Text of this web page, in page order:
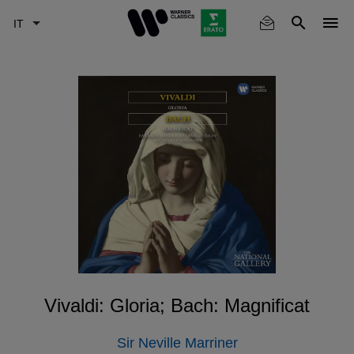
Vivaldi: Gloria; Bach: Magnificat
Sir Neville Marriner